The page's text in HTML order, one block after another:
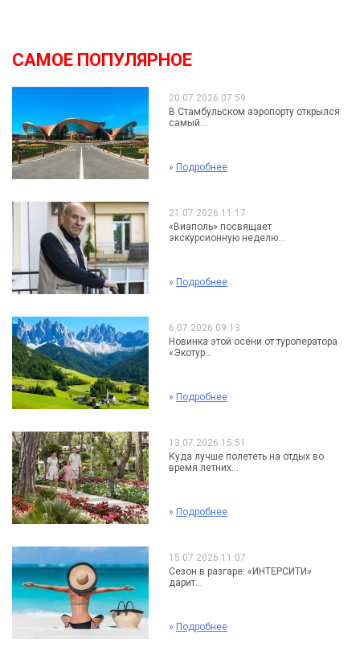
САМОЕ ПОПУЛЯРНОЕ
20.07.2026 07:59
В Стамбульском аэропорту открылся
самый...
» Подробнее
21.07.2026 11:17
«Виаполь» посвящает
экскурсионную неделю...
» Подробнее
6.07.2026 09:13
Новинка этой осени от туроператора
«Экотур...
» Подробнее
13.07.2026 15:51
Куда лучше полететь на отдых во
время летних...
» Подробнее
15.07.2026 11:07
Сезон в разгаре: «ИНТЕРСИТИ»
дарит...
» Подробнее